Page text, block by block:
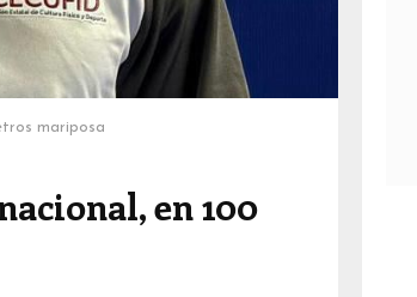
mariposa
en 100